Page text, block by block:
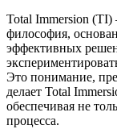
Total Immersion (TI)
философия,
эффективных
Это понимание,
делает Total
обеспечивая не
процесса.